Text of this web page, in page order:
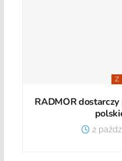
Z
RADMOR
2